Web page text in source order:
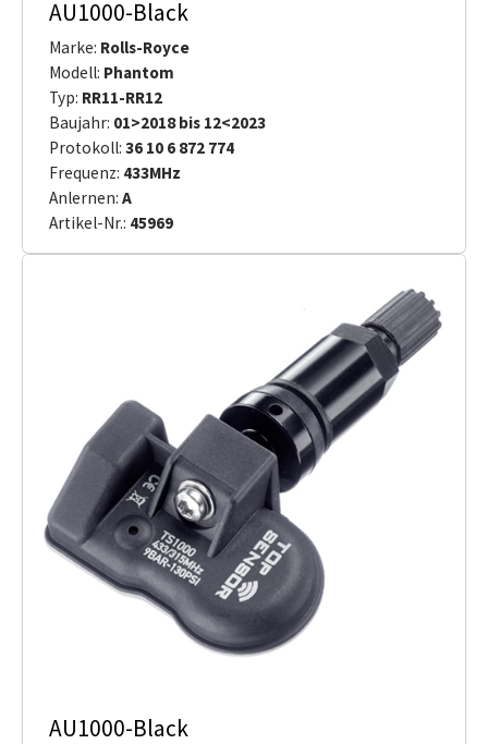
AU1000-Black
Marke: Rolls-Royce
Modell: Phantom
Typ: RR11-RR12
Baujahr: 01>2018 bis 12<2023
Protokoll: 36 10 6 872 774
Frequenz: 433MHz
Anlernen: A
Artikel-Nr.: 45969
AU1000-Black